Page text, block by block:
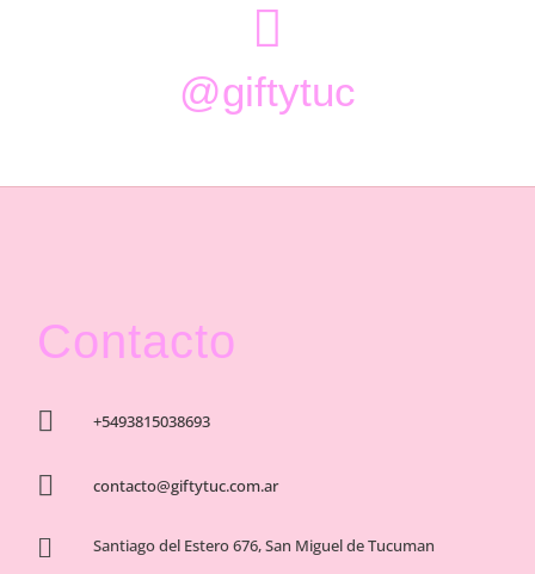

@giftytuc
Contacto
 +5493815038693
 contacto@giftytuc.com.ar
 Santiago del Estero 676, San Miguel de Tucuman